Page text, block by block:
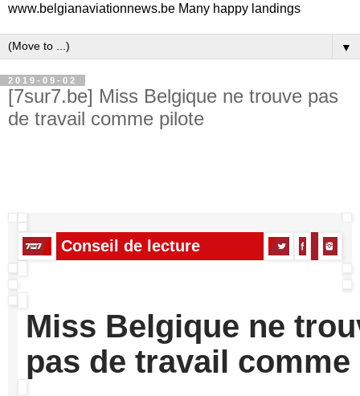
www.belgianaviationnews.be Many happy landings
▼
2019-09-02
[7sur7.be] Miss Belgique ne trouve pas
de travail comme pilote
Conseil de lecture
Miss Belgique ne
pas de travail